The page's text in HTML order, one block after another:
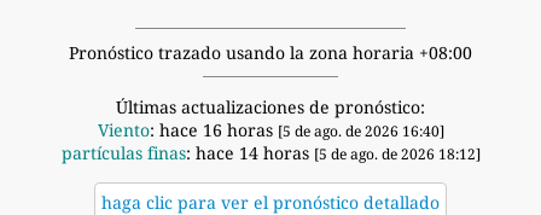
Pronóstico trazado usando la zona horaria +08:00
Últimas actualizaciones de pronóstico:
Viento: hace 16 horas [5 de ago. de 2026 16:40]
partículas finas: hace 14 horas [5 de ago. de 2026 18:12]
haga clic para ver el pronóstico detallado